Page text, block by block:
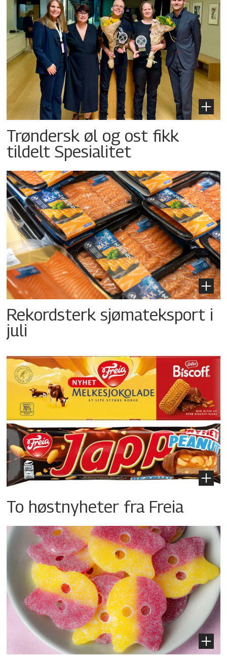
Trøndersk øl og ost fikk
tildelt Spesialitet
Rekordsterk sjømateksport i
juli
To høstnyheter fra Freia